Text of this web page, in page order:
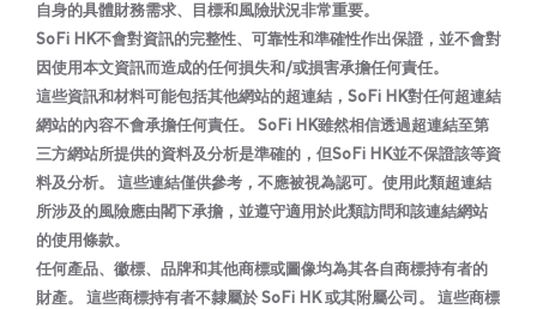
自身的具體財務需求、目標和風險狀況非常重要。
SoFi HK不會對資訊的完整性、可靠性和準確性作出保證，並不會對
因使用本文資訊而造成的任何損失和/或損害承擔任何責任。
這些資訊和材料可能包括其他網站的超連結，SoFi HK對任何超連結
網站的內容不會承擔任何責任。 SoFi HK雖然相信透過超連結至第
三方網站所提供的資料及分析是準確的，但SoFi HK並不保證該等資
料及分析。 這些連結僅供參考，不應被視為認可。使用此類超連結
所涉及的風險應由閣下承擔，並遵守適用於此類訪問和該連結網站
的使用條款。
任何產品、徽標、品牌和其他商標或圖像均為其各自商標持有者的
財產。 這些商標持有者不隸屬於 SoFi HK 或其附屬公司。 這些商標